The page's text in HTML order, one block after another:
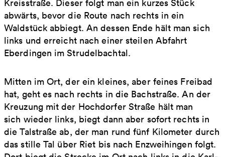
Kreisstraße. Dieser folgt man ein kurzes Stück
abwärts, bevor die Route nach rechts in ein
Waldstück abbiegt. An dessen Ende hält man sich
links und erreicht nach einer steilen Abfahrt
Eberdingen im Strudelbachtal.
Mitten im Ort, der ein kleines, aber feines Freibad
hat, geht es nach rechts in die Bachstraße. An der
Kreuzung mit der Hochdorfer Straße hält man
sich wieder links, biegt dann aber sofort rechts in
die Talstraße ab, der man rund fünf Kilometer durch
das stille Tal über Riet bis nach Enzweihingen folgt.